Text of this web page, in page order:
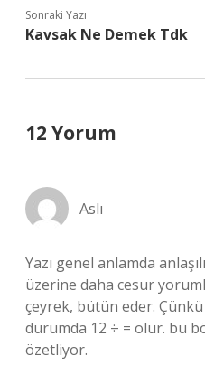
Sonraki Yazı
Kavsak Ne Demek Tdk
12 Yorum
Aslı
Yazı genel anlamda
üzerine daha cesur
çeyrek, bütün eder.
durumda 12 ÷ = olur. bu
özetliyor.